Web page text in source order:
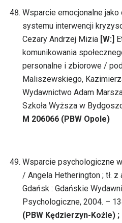
Wsparcie emocjonalne
systemu interwencji
Cezary Andrzej Mizia [W:]
komunikowania
personalne i zbiorowe /
Maliszewskiego,
Wydawnictwo Adam
Szkoła Wyższa w
M 206066 (PBW Opole)
Wsparcie psychologiczne
/ Angela Hetherington ; tł.
Gdańsk : Gdańskie
Psychologiczne, 2004. –
(PBW Kędzierzyn-Koźle) ;